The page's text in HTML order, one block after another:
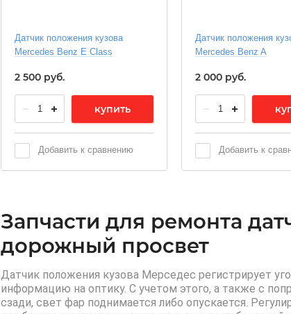
Датчик положения кузова
Mercedes Benz E Class
2 500 руб.
купить
Добавить к сравнению
Датчик положения
Mercedes Benz A
2 000руб.
Добавить к
Запчасти для ремонта
дорожный просвет
Датчик положения кузова Мерседес регистрирует
информацию на оптику. С учетом этого, а также с
сзади, свет фар поднимается либо опускается.